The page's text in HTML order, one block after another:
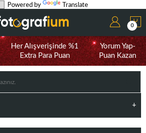
Powered by Translate
0
Her Alışverişinde %1
Extra Para Puan
Yorum Yap-
Puan Kazan